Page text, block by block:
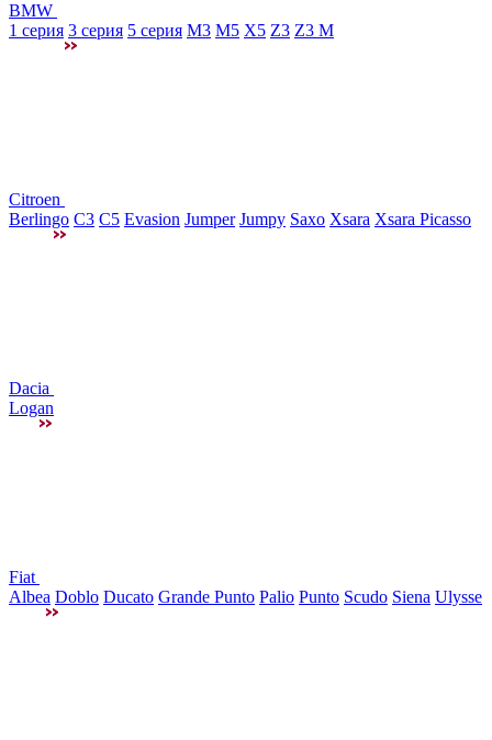
BMW
1 серия 3 серия 5 серия M3 М5 X5 Z3 Z3 M
Citroen
Berlingo C3 C5 Evasion Jumper Jumpy Saxo Xsara Xsara Picasso
Dacia
Logan
Fiat
Albea Doblo Ducato Grande Punto Palio Punto Scudo Siena Ulysse